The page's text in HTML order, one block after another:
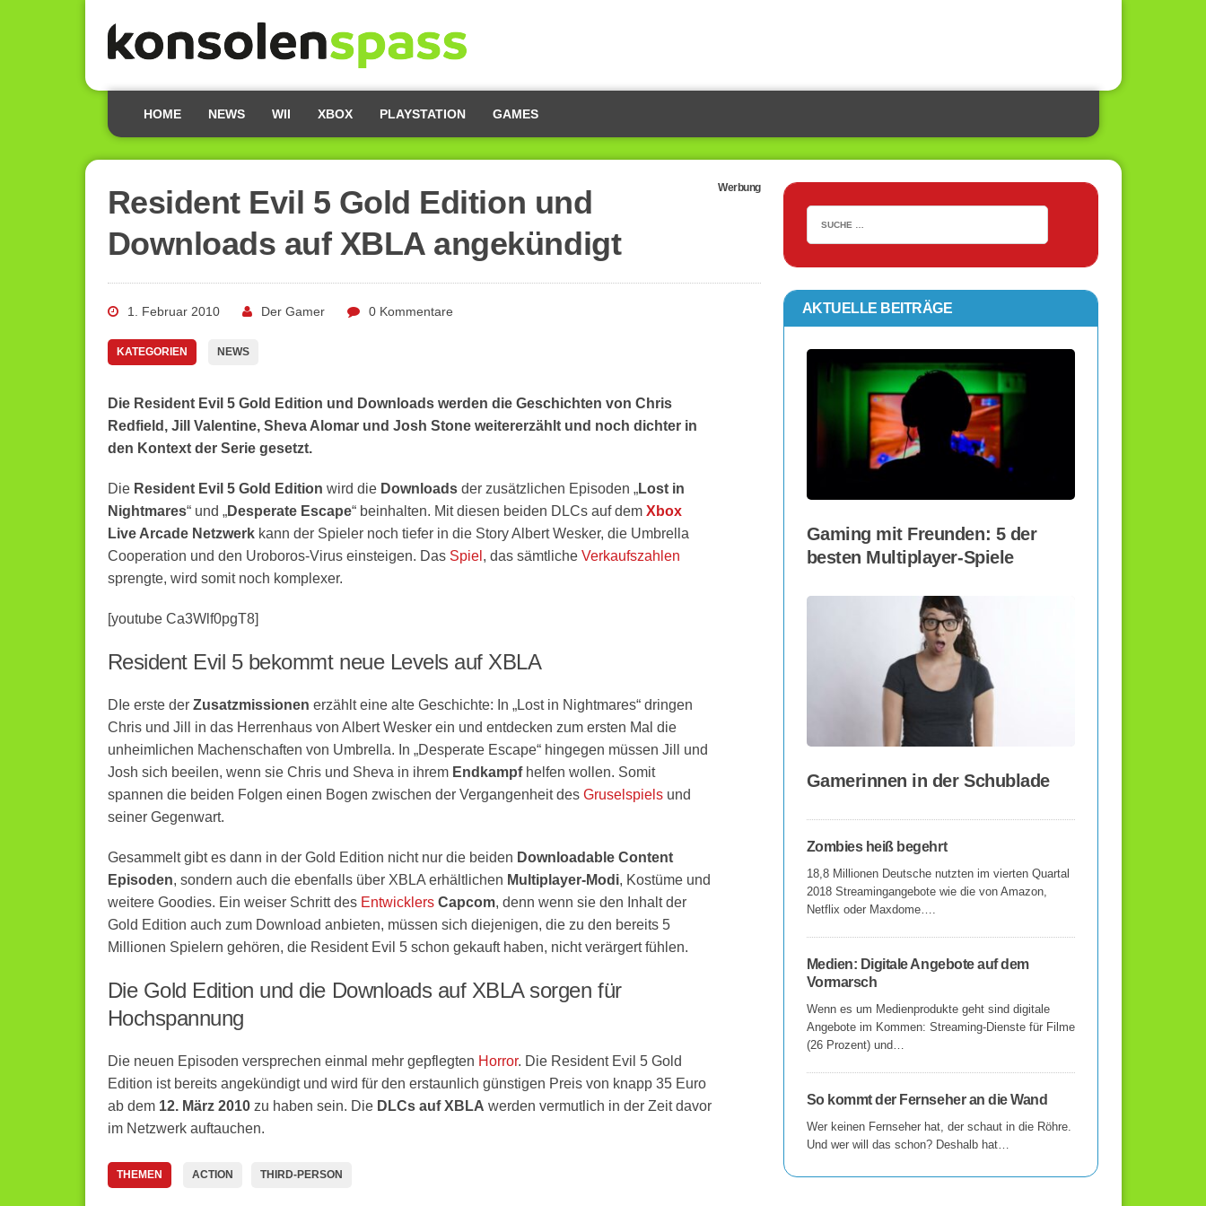
HOME NEWS WII XBOX PLAYSTATION GAMES
Resident Evil 5 Gold Edition und
Downloads auf XBLA angekündigt
Werbung
1. Februar 2010 Der Gamer 0 Kommentare
KATEGORIEN NEWS
Die Resident Evil 5 Gold Edition und Downloads werden die Geschichten von Chris
Redfield, Jill Valentine, Sheva Alomar und Josh Stone weitererzählt und noch dichter in
den Kontext der Serie gesetzt.
Die Resident Evil 5 Gold Edition wird die Downloadsder zusätzlichen Episoden „Lost in
Nightmares“ und „Desperate Escape“ beinhalten. Mit diesen beiden DLCs auf dem Xbox
Live Arcade Netzwerkkann der Spieler noch tiefer in die Story Albert Wesker, die Umbrella
Cooperation und den Uroboros-Virus einsteigen. Das Spiel , das sämtliche Verkaufszahlen
sprengte, wird somit noch komplexer.
[youtube Ca3Wlf0pgT8]
Resident Evil 5 bekommt neue Levels auf XBLA
DIe erste der Zusatzmissionen erzählt eine alte Geschichte: In „Lost in Nightmares“ dringen
Chris und Jill in das Herrenhaus von Albert Wesker ein und entdecken zum ersten Mal die
unheimlichen Machenschaften von Umbrella. In „Desperate Escape“ hingegen müssen Jill und
Josh sich beeilen, wenn sie Chris und Sheva in ihrem Endkampfhelfen wollen. Somit
spannen die beiden Folgen einen Bogen zwischen der Vergangenheit des Gruselspielsund
seiner Gegenwart.
Gesammelt gibt es dann in der Gold Edition nicht nur die beiden Downloadable Content
Episoden, sondern auch die ebenfalls über XBLA erhältlichen Multiplayer-Modi, Kostüme und
weitere Goodies. Ein weiser Schritt des Entwicklers Capcom, denn wenn sie den Inhalt der
Gold Edition auch zum Download anbieten, müssen sich diejenigen, die zu den bereits 5
Millionen Spielern gehören, die Resident Evil 5 schon gekauft haben, nicht verärgert fühlen.
Die Gold Edition und die Downloads auf XBLA sorgen für
Hochspannung
Die neuen Episoden versprechen einmal mehr gepflegten Horror. Die Resident Evil 5 Gold
Edition ist bereits angekündigt und wird für den erstaunlich günstigen Preis von knapp 35 Euro
ab dem 12. März 2010zu haben sein. Die DLCs auf XBLA werden vermutlich in der Zeit davor
im Netzwerk auftauchen.
THEMEN ACTION THIRD-PERSON
AKTUELLE BEITRÄGE
Gaming mit Freunden: 5 der
besten Multiplayer-Spiele
Gamerinnen in der Schublade
Zombies heiß begehrt
18,8 Millionen Deutsche nutzten im vierten Quartal
2018 Streamingangebote wie die von Amazon,
Netflix oder Maxdome….
Medien: Digitale Angebote auf dem
Vormarsch
Wenn es um Medienprodukte geht sind digitale
Angebote im Kommen: Streaming-Dienste für Filme
(26 Prozent) und…
So kommt der Fernseher an die Wand
Wer keinen Fernseher hat, der schaut in die Röhre.
Und wer will das schon? Deshalb hat…